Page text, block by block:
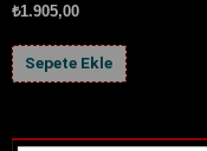
₺1.905,00
Sepete Ekle